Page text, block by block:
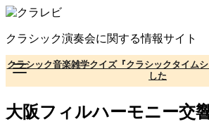
コ
テ
ン
ツ
へ
移
動
クラシック演奏会に関する情報サイト
クラシック音楽雑学クイズ『クラシックタイム
した
大阪フィルハーモニー交